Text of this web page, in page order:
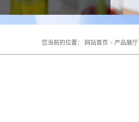
您当前的位置： 网站首页 > 产品展厅